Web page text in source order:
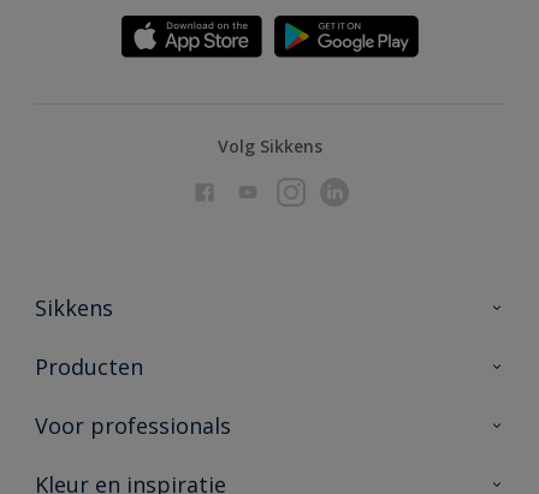
Volg Sikkens
Sikkens
Over Sikkens
Duurzaamheid
Producten
Producten voor binnen
Vind je verkooppunt
Voor professionals
Advies & service
Kleur en inspiratie